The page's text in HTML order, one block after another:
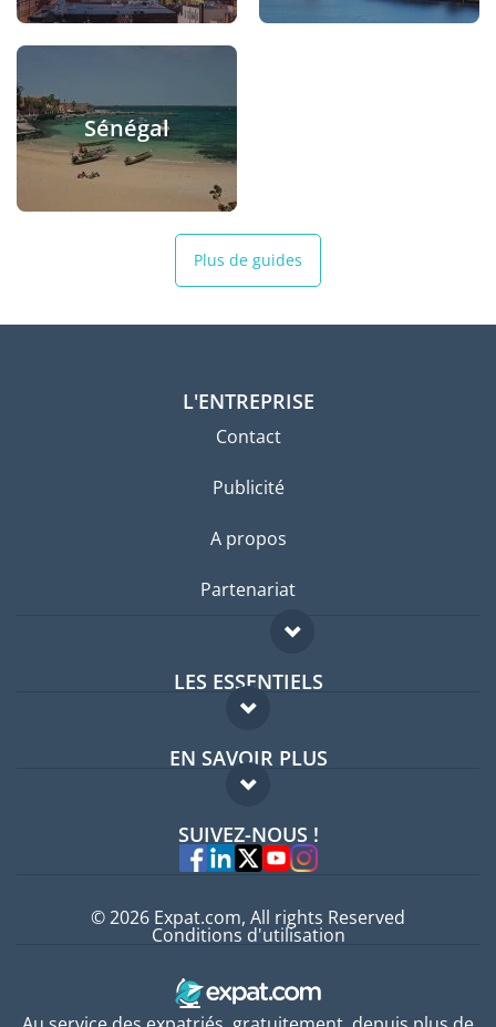
Sénégal
Plus de guides
L'ENTREPRISE
Contact
Publicité
A propos
Partenariat
LES ESSENTIELS
Forum expatriés
Guides pays
EN SAVOIR PLUS
FAQ
Experts
SUIVEZ-NOUS !
© 2026 Expat.com, All rights Reserved
Conditions d'utilisation